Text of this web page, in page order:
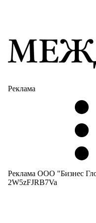
Реклама
Реклама ООО "Бизнес
2W5zFJRB7Va